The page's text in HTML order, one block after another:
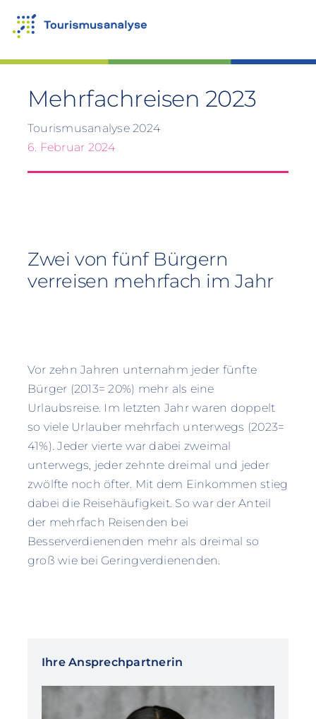
Inhalt
Mehrfachreisen 2023
Tourismusanalyse 2024
6. Februar 2024
Zwei von fünf Bürgern
verreisen mehrfach im Jahr
Vor zehn Jahren unternahm jeder fünfte
Bürger (2013= 20%) mehr als eine
Urlaubsreise. Im letzten Jahr waren doppelt
so viele Urlauber mehrfach unterwegs (2023=
41%). Jeder vierte war dabei zweimal
unterwegs, jeder zehnte dreimal und jeder
zwölfte noch öfter. Mit dem Einkommen stieg
dabei die Reisehäufigkeit. So war der Anteil
der mehrfach Reisenden bei
Besserverdienenden mehr als dreimal so
groß wie bei Geringverdienenden.
Ihre Ansprechpartnerin